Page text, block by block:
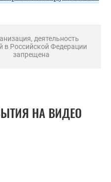
деятельность
в Российской Федерации
запрещена
НА ВИДЕО